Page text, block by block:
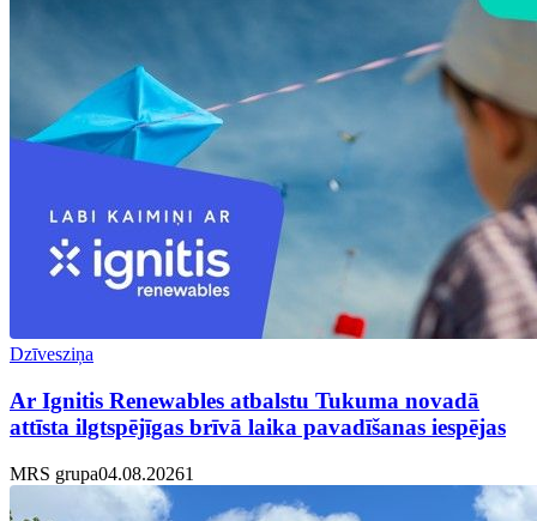
Dzīvesziņa
Ar Ignitis Renewables atbalstu Tukuma novadā
attīsta ilgtspējīgas brīvā laika pavadīšanas iespējas
MRS grupa04.08.20261